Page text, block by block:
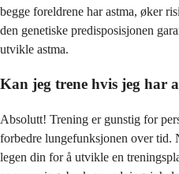
begge foreldrene har astma, øker
den genetiske predisposisjonen
utvikle astma.
Kan jeg trene hvis jeg har
Absolutt! Trening er gunstig for
forbedre lungefunksjonen over tid.
legen din for å utvikle en